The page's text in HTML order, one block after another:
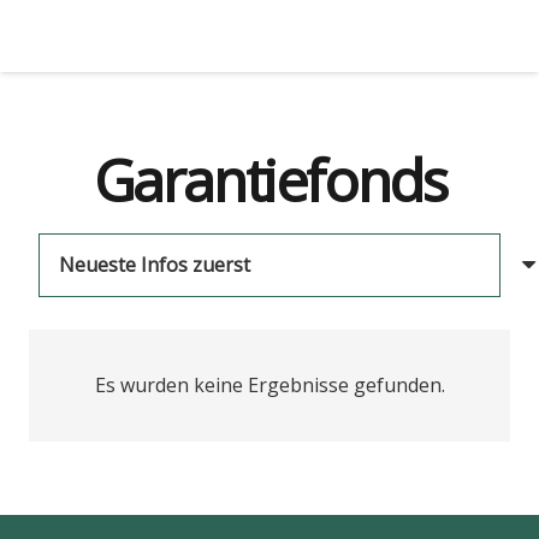
Garantiefonds
Es wurden keine Ergebnisse gefunden.